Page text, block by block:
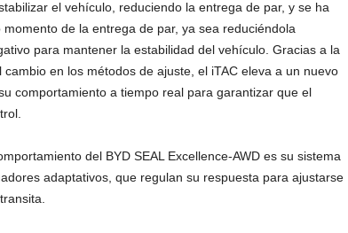
el vehículo, reduciendo la entrega de par, y se ha
de la entrega de par, ya sea reduciéndola
para mantener la estabilidad del vehículo. Gracias a la
en los métodos de ajuste, el iTAC eleva a un nuevo
comportamiento a tiempo real para garantizar que el
del BYD SEAL Excellence-AWD es su sistema
adaptativos, que regulan su respuesta para ajustarse